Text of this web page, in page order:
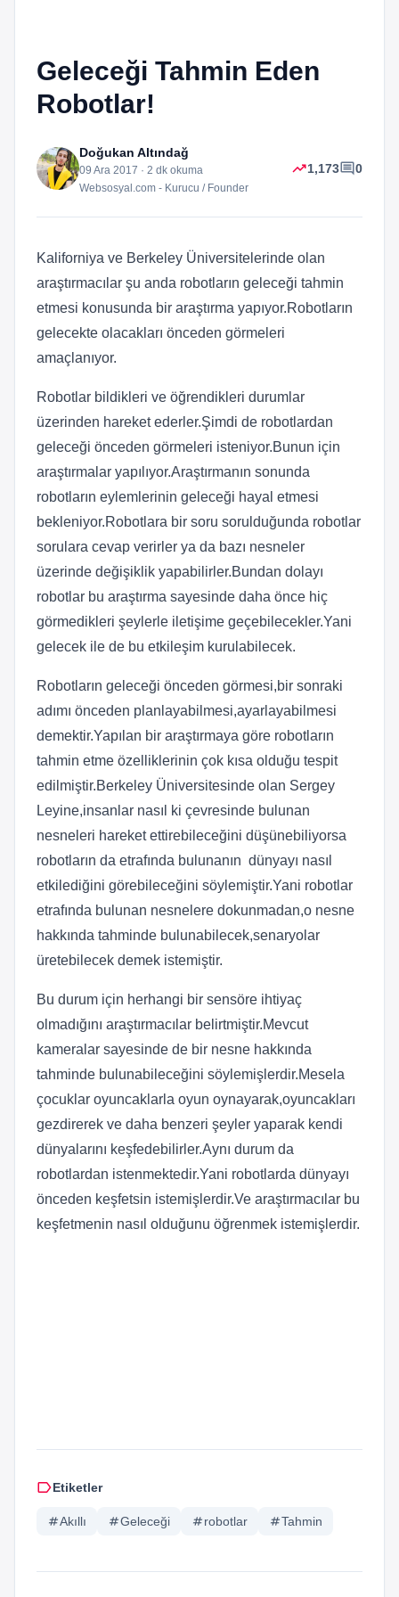
Geleceği Tahmin Eden
Robotlar!
Doğukan Altındağ
09 Ara 2017 · 2 dk okuma
Websosyal.com - Kurucu / Founder
trending_up1,173comment0
Kaliforniya ve Berkeley Üniversitelerinde olan
araştırmacılar şu anda robotların geleceği tahmin
etmesi konusunda bir araştırma yapıyor.Robotların
gelecekte olacakları önceden görmeleri
amaçlanıyor.
Robotlar bildikleri ve öğrendikleri durumlar
üzerinden hareket ederler.Şimdi de robotlardan
geleceği önceden görmeleri isteniyor.Bunun için
araştırmalar yapılıyor.Araştırmanın sonunda
robotların eylemlerinin geleceği hayal etmesi
bekleniyor.Robotlara bir soru sorulduğunda robotlar
sorulara cevap verirler ya da bazı nesneler
üzerinde değişiklik yapabilirler.Bundan dolayı
robotlar bu araştırma sayesinde daha önce hiç
görmedikleri şeylerle iletişime geçebilecekler.Yani
gelecek ile de bu etkileşim kurulabilecek.
Robotların geleceği önceden görmesi,bir sonraki
adımı önceden planlayabilmesi,ayarlayabilmesi
demektir.Yapılan bir araştırmaya göre robotların
tahmin etme özelliklerinin çok kısa olduğu tespit
edilmiştir.Berkeley Üniversitesinde olan Sergey
Leyine,insanlar nasıl ki çevresinde bulunan
nesneleri hareket ettirebileceğini düşünebiliyorsa
robotların da etrafında bulunanın dünyayı nasıl
etkilediğini görebileceğini söylemiştir.Yani robotlar
etrafında bulunan nesnelere dokunmadan,o nesne
hakkında tahminde bulunabilecek,senaryolar
üretebilecek demek istemiştir.
Bu durum için herhangi bir sensöre ihtiyaç
olmadığını araştırmacılar belirtmiştir.Mevcut
kameralar sayesinde de bir nesne hakkında
tahminde bulunabileceğini söylemişlerdir.Mesela
çocuklar oyuncaklarla oyun oynayarak,oyuncakları
gezdirerek ve daha benzeri şeyler yaparak kendi
dünyalarını keşfedebilirler.Aynı durum da
robotlardan istenmektedir.Yani robotlarda dünyayı
önceden keşfetsin istemişlerdir.Ve araştırmacılar bu
keşfetmenin nasıl olduğunu öğrenmek istemişlerdir.
labelEtiketler
tagAkıllı tagGeleceği tagrobotlar tagTahmin